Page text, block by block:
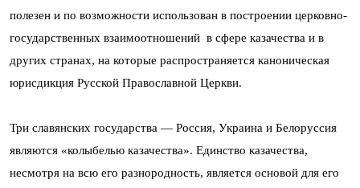
полезен и по возможности использован в построении церковно-
государственных взаимоотношений в сфере казачества и в
других странах, на которые распространяется каноническая
юрисдикция Русской Православной Церкви.
Три славянских государства — Россия, Украина и Белоруссия
являются «колыбелью казачества». Единство казачества,
несмотря на всю его разнородность, является основой для его